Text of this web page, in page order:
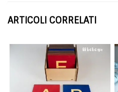
ARTICOLI CORRELATI